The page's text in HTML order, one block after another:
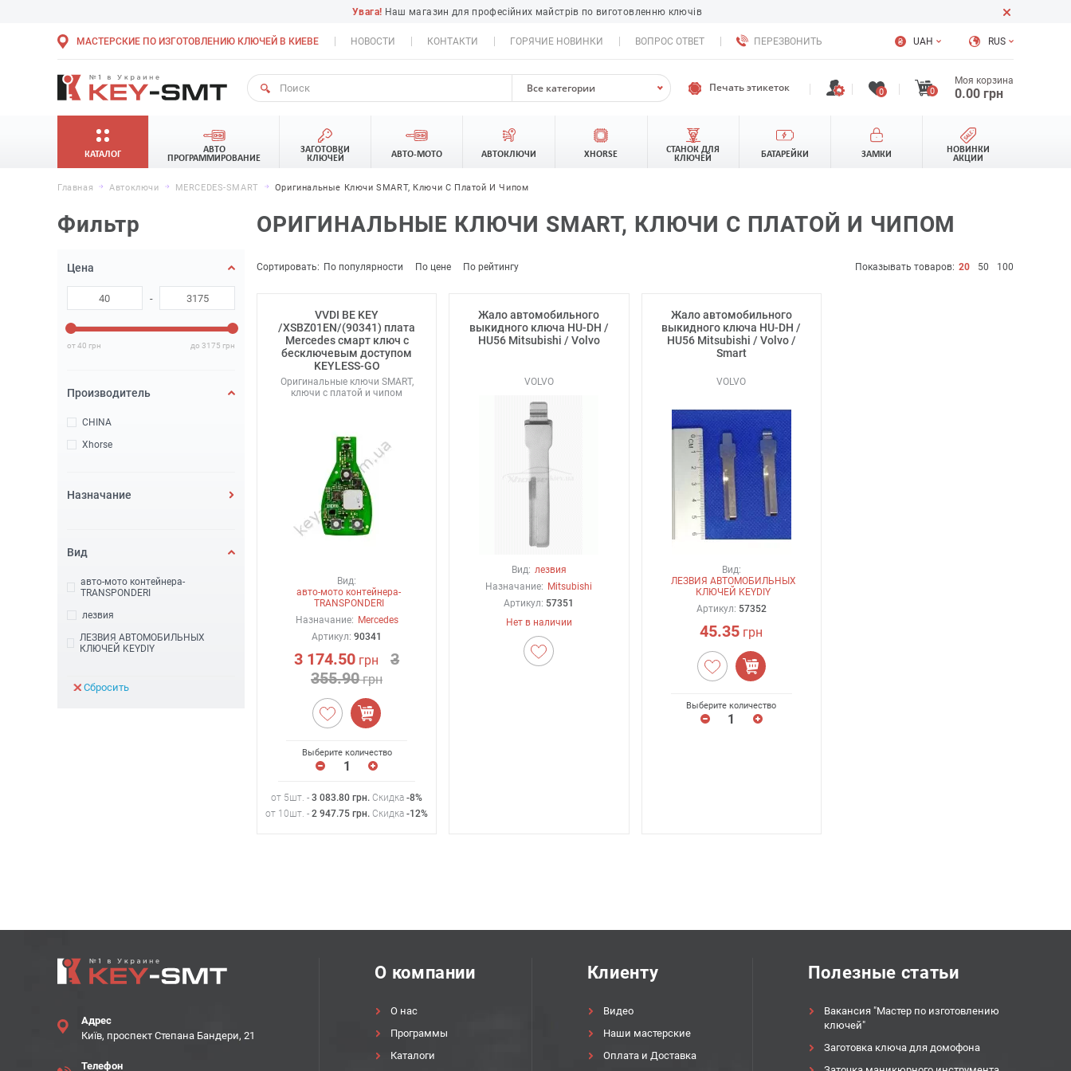
Увага! Наш магазин для професійних майстрів по виготовленню ключів
МАСТЕРСКИЕ ПО ИЗГОТОВЛЕНИЮ КЛЮЧЕЙ В КИЕВЕ НОВОСТИ КОНТАКТИ ГОРЯЧИЕ НОВИНКИ ВОПРОС ОТВЕТ ПЕРЕЗВОНИТЬ UAH RUS
0 0
Моя корзина
0.00 грн
Все категории Печать этикеток
КАТАЛОГ
АВТО
ПРОГРАММИРОВАНИЕ
ЗАГОТОВКИ
КЛЮЧЕЙ
АВТО-МОТО АВТОКЛЮЧИ XHORSE
СТАНОК ДЛЯ
КЛЮЧЕЙ
БАТАРЕЙКИ ЗАМКИ
НОВИНКИ
АКЦИИ
Главная Автоключи MERCEDES-SMART Оригинальные Ключи SMART, Ключи С Платой И Чипом
Фильтр
Цена
-
от 40 грн до 3175 грн
Производитель
CHINA
Xhorse
Назначание
Вид
авто-мото контейнера-
TRANSPONDERI
лезвия
ЛЕЗВИЯ АВТОМОБИЛЬНЫХ
КЛЮЧЕЙ KEYDIY
Сбросить
ОРИГИНАЛЬНЫЕ КЛЮЧИ SMART, КЛЮЧИ С ПЛАТОЙ И ЧИПОМ
Сортировать: По популярности По цене По рейтингу Показывать товаров: 20 50 100
VVDI BE KEY
/XSBZ01EN/(90341) плата
Mercedes смарт ключ с
бесключевым доступом
KEYLESS-GO
Оригинальные ключи SMART,
ключи с платой и чипом
Вид:
авто-мото контейнера-
TRANSPONDERI
Назначание: Mercedes
Артикул:90341
3 174.50 грн
3
355.90грн
Выберите количество
от 5шт. -3 083.80 грн. Скидка-8%
от 10шт. -2 947.75 грн. Скидка-12%
Жало автомобильного
выкидного ключа HU-DH /
HU56 Mitsubishi / Volvo
VOLVO
Вид: лезвия
Назначание: Mitsubishi
Артикул: 57351
Нет в наличии
Жало автомобильного
выкидного ключа HU-DH /
HU56 Mitsubishi / Volvo /
Smart
VOLVO
Вид:
ЛЕЗВИЯ АВТОМОБИЛЬНЫХ
КЛЮЧЕЙ KEYDIY
Артикул: 57352
45.35 грн
Выберите количество
Адрес
Київ, проспект Степана Бандери, 21
Телефон
О компании
О нас
Программы
Каталоги
Клиенту
Видео
Наши мастерские
Оплата и Доставка
Полезные статьи
Вакансия "Мастер по изготовлению
ключей"
Заготовка ключа для домофона